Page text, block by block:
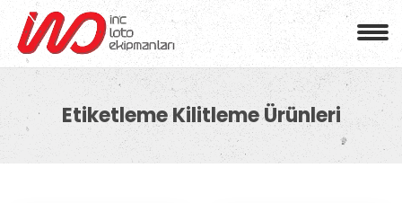
Etiketleme Kilitleme Ürünleri